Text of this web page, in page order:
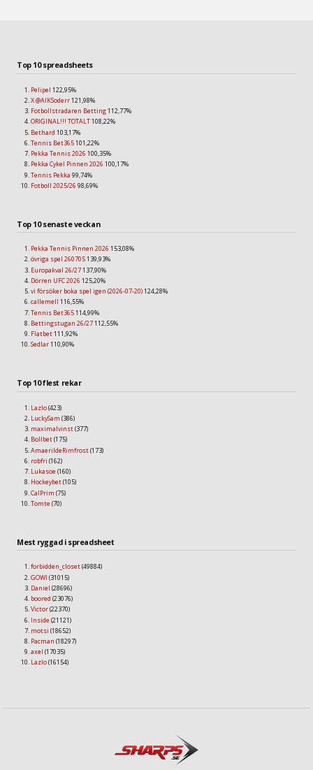
Top 10 spreadsheets
Pelipel 122,95%
X @AIKSoderr121,98%
Fotbollstradaren Betting112,77%
ORIGINAL!!! TOTALT108,22%
Bethard 103,17%
Tennis Bet365101,22%
Pekka Tennis 2026 100,35%
Pekka Cykel Pinnen 2026 100,17%
Tennis Pekka 99,74%
Fotboll 2025/26 98,69%
Top 10 senaste veckan
Pekka Tennis Pinnen 2026 153,08%
övriga spel 260705139,93%
Europakval 26/27137,90%
Dörren UFC 2026 125,20%
vi försöker boka spel igen (2026-07-20)124,28%
callemell 116,55%
Tennis Bet365114,99%
Bettingstugan 26/27112,55%
Flatbet111,92%
Sedlar110,90%
Top 10 flest rekar
Lazlo(423)
LuckySam (386)
maximalvinst(377)
Bollbet(175)
AmaerildeRimfrost(173)
robfri (162)
Lukasoe (160)
Hockeybet(105)
CalPrim (75)
Tomte (70)
Mest ryggad i spreadsheet
forbidden_closet(49884)
GOWI (31015)
Daniel (28696)
boored (23076)
Victor(22370)
Inside (21121)
motsi (18652)
Pacman (18297)
axel (17035)
Lazlo(16154)